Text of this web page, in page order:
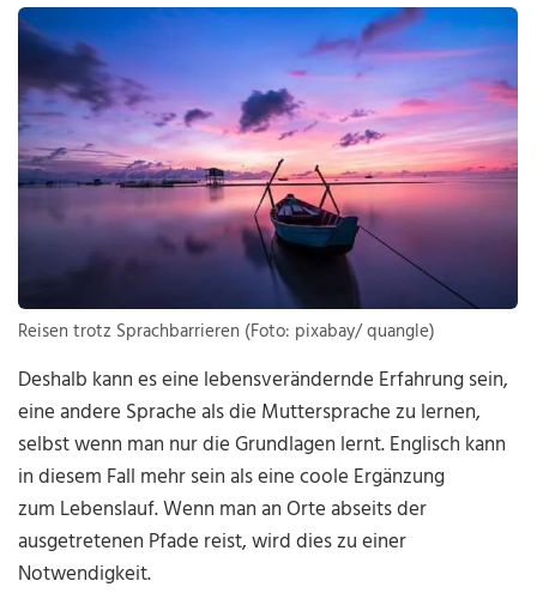
Reisen trotz Sprachbarrieren (Foto: pixabay/ quangle)
Deshalb kann es eine lebensverändernde Erfahrung sein,
eine andere Sprache als die Muttersprache zu lernen,
selbst wenn man nur die Grundlagen lernt. Englisch kann
in diesem Fall mehr sein als eine coole Ergänzung
zum Lebenslauf. Wenn man an Orte abseits der
ausgetretenen Pfade reist, wird dies zu einer
Notwendigkeit.